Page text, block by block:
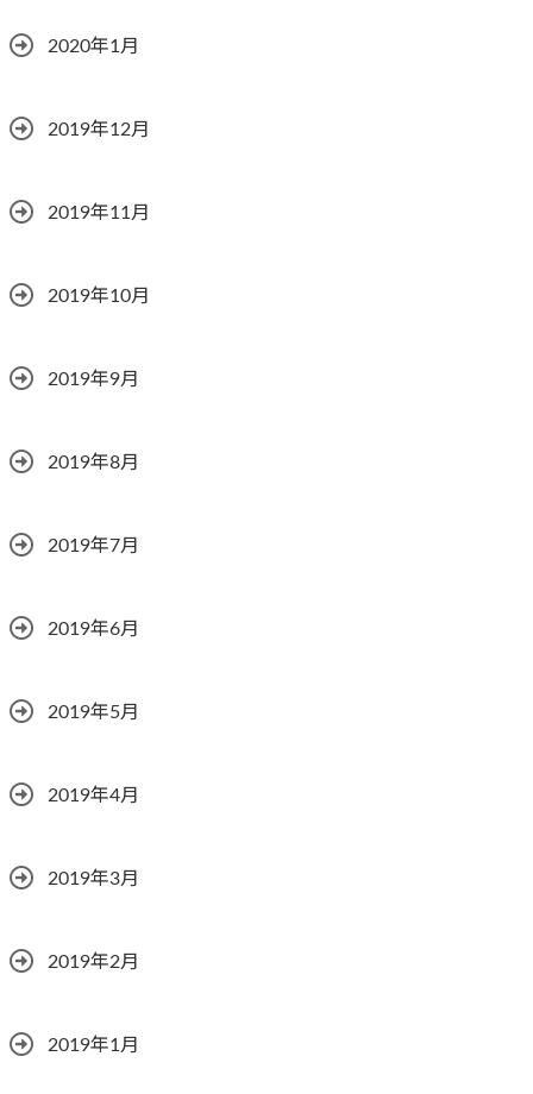
2020年1月
2019年12月
2019年11月
2019年10月
2019年9月
2019年8月
2019年7月
2019年6月
2019年5月
2019年4月
2019年3月
2019年2月
2019年1月